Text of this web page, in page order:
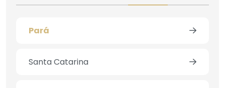
Pará
Santa Catarina